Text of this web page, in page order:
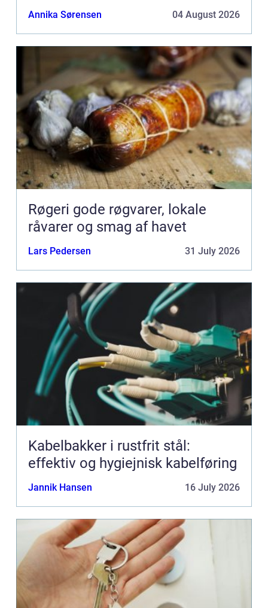
Annika Sørensen 04 August 2026
Røgeri gode røgvarer, lokale
råvarer og smag af havet
Lars Pedersen 31 July 2026
Kabelbakker i rustfrit stål:
effektiv og hygiejnisk kabelføring
Jannik Hansen 16 July 2026